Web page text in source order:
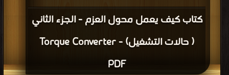
كتاب كيف يعمل محول العزم - الجزء الثاني
( حالات التشغيل) - Torque Converter
PDF